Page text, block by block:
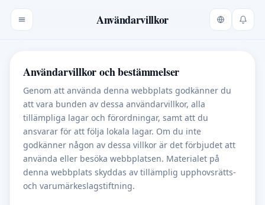
Användarvillkor
Användarvillkor och bestämmelser
Genom att använda denna webbplats godkänner du
att vara bunden av dessa användarvillkor, alla
tillämpliga lagar och förordningar, samt att du
ansvarar för att följa lokala lagar. Om du inte
godkänner någon av dessa villkor är det förbjudet att
använda eller besöka webbplatsen. Materialet på
denna webbplats skyddas av tillämplig upphovsrätts-
och varumärkeslagstiftning.